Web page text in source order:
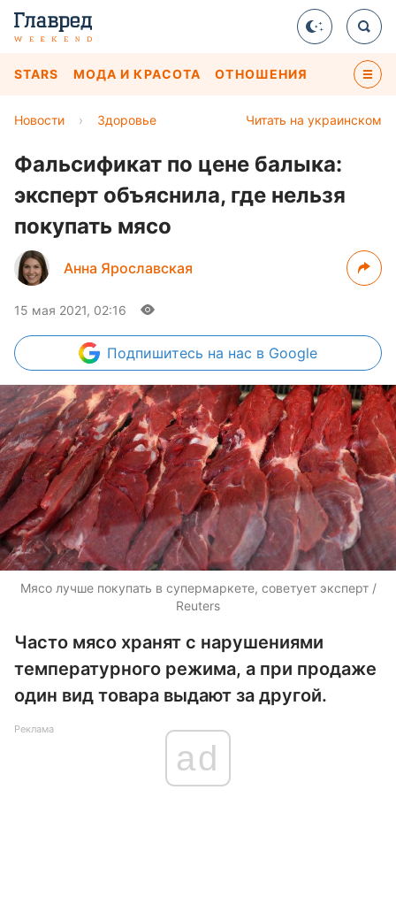
STARS МОДА И КРАСОТА ОТНОШЕНИЯ
Читать на украинском
Новости › Здоровье
Фальсификат по цене балыка:
эксперт объяснила, где нельзя
покупать мясо
Анна Ярославская
15 мая 2021, 02:16
Подпишитесь на нас в Google
Мясо лучше покупать в супермаркете, советует эксперт /
Reuters
Часто мясо хранят с нарушениями
температурного режима, а при продаже
один вид товара выдают за другой.
Реклама
ad